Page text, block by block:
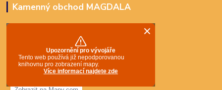
Kamenný obchod MAGDALA